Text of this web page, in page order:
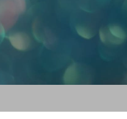
PHẨM
bông